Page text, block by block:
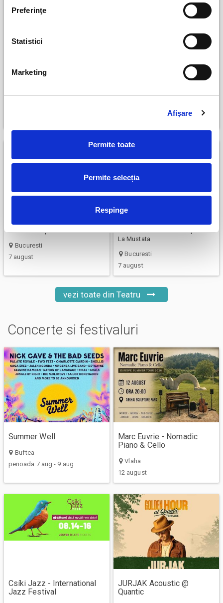
Preferinţe
Statistici
Marketing
Afişare
Permite toate
Permite selecția
Respinge
O mostenire si doi nepoti
Bucuresti
7 august
La Mustata
Bucuresti
7 august
vezi toate din Teatru
Concerte si festivaluri
Summer Well
Buftea
perioada 7 aug - 9 aug
Marc Euvrie - Nomadic
Piano & Cello
Vlaha
12 august
Csíki Jazz - International
Jazz Festival
JURJAK Acoustic @
Quantic